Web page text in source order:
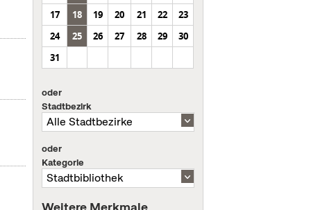
17
18 19 20 21 22
23
24
25 26 27 28 29
30
31
oder
Stadtbezirk
oder
Kategorie